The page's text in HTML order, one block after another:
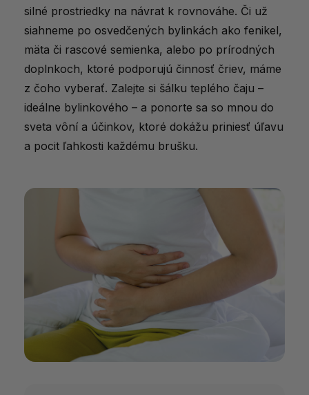
silné prostriedky na návrat k rovnováhe. Či už
siahneme po osvedčených bylinkách ako fenikel,
mäta či rascové semienka, alebo po prírodných
doplnkoch, ktoré podporujú činnosť čriev, máme
z čoho vyberať. Zalejte si šálku teplého čaju –
ideálne bylinkového – a ponorte sa so mnou do
sveta vôní a účinkov, ktoré dokážu priniesť úľavu
a pocit ľahkosti každému brušku.